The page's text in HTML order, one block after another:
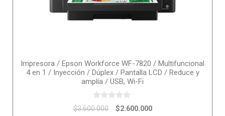
Impresora / Epson Workforce WF-7820 / Multifuncional
4 en 1 / Inyección / Dúplex / Pantalla LCD / Reduce y
amplía / USB, Wi-Fi
0
o
$3.600.000 $2.600.000